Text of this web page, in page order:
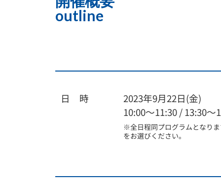
outline
日 時
2023年9月22日(金)
10:00～11:30 /13:30～
※全日程同プログラムとなり
をお選びください。